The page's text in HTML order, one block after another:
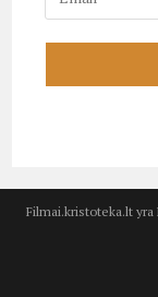
Filmai.kristoteka.lt